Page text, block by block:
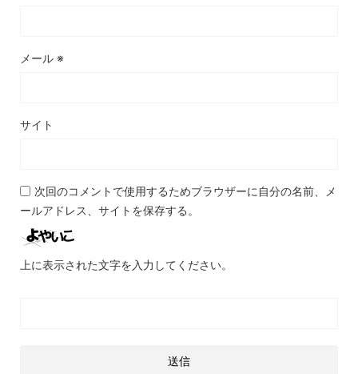
メール ※
サイト
次回のコメントで使用するためブラウザーに自分の名前、メ
ールアドレス、サイトを保存する。
上に表示された文字を入力してください。